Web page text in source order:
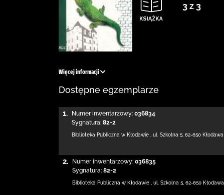
3 z 3
Więcej informacji
Dostępne egzemplarze
1. Numer inwentarzowy: 036834
Sygnatura: 82-2
Biblioteka Publiczna w Kłodawie ul. Szkolna 5 62-650 Kłodawa
2. Numer inwentarzowy: 036835
Sygnatura: 82-2
Biblioteka Publiczna w Kłodawie ul. Szkolna 5 62-650 Kłodawa